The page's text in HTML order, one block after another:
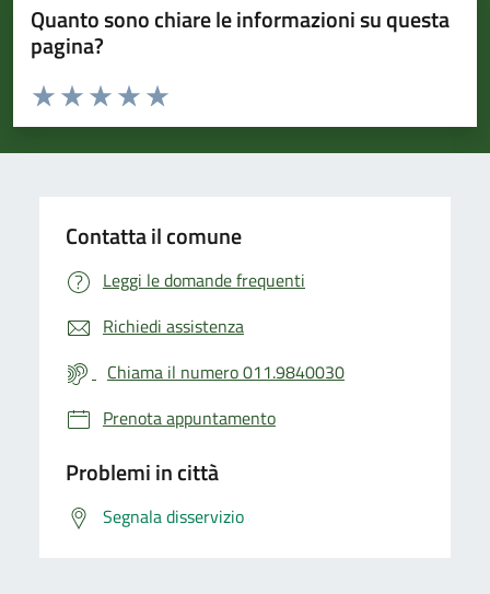
Quanto sono chiare le informazioni su questa
pagina?
Valuta da 1 a 5 stelle la pagina
Valuta 5 stelle su 5
Valuta 4 stelle su 5
Valuta 3 stelle su 5
Valuta 2 stelle su 5
Valuta 1 stelle su 5
Contatta il comune
Leggi le domande frequenti
Richiedi assistenza
Chiama il numero 011.9840030
Prenota appuntamento
Problemi in città
Segnala disservizio